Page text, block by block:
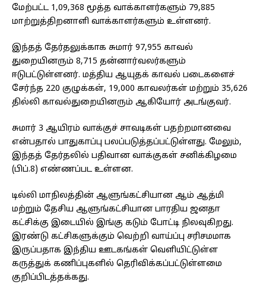
மேற்பட்ட 1,09,368 மூத்த வாக்காளர்களும் 79,885
மாற்றுத்திறனாளி வாக்காளர்களும் உள்ளனர்.
இந்தத் தேர்தலுக்காக சுமார் 97,955 காவல்
துறையினரும் 8,715 தன்னார்வலர்களும்
ஈடுபட்டுள்ளனர். மத்திய ஆயுதக் காவல் படைகளைச்
சேர்ந்த 220 குழுக்கள், 19,000 காவலர்கள் மற்றும் 35,626
தில்லி காவல்துறையினரும் ஆகியோர் அடங்குவர்.
சுமார் 3 ஆயிரம் வாக்குச் சாவடிகள் பதற்றமானவை
என்பதால் பாதுகாப்பு பலப்படுத்தப்பட்டுள்ளது. மேலும்,
இந்தத் தேர்தலில் பதிவான வாக்குகள் சனிக்கிழமை
(பிப்.8) எண்ணப்பட உள்ளன.
டில்லி மாநிலத்தின் ஆளுங்கட்சியான ஆம் ஆத்மி
மற்றும் தேசிய ஆளுங்கட்சியான பாரதிய ஜனதா
கட்சிக்கு இடையில் இங்கு கடும் போட்டி நிலவுகிறது.
இரண்டு கட்சிகளுக்கும் வெற்றி வாய்ப்பு சரிசமமாக
இருப்பதாக இந்திய ஊடகங்கள் வெளியிட்டுள்ள
கருத்துக் கணிப்புகளில் தெரிவிக்கப்பட்டுள்ளமை
குறிப்பிடத்தக்கது.